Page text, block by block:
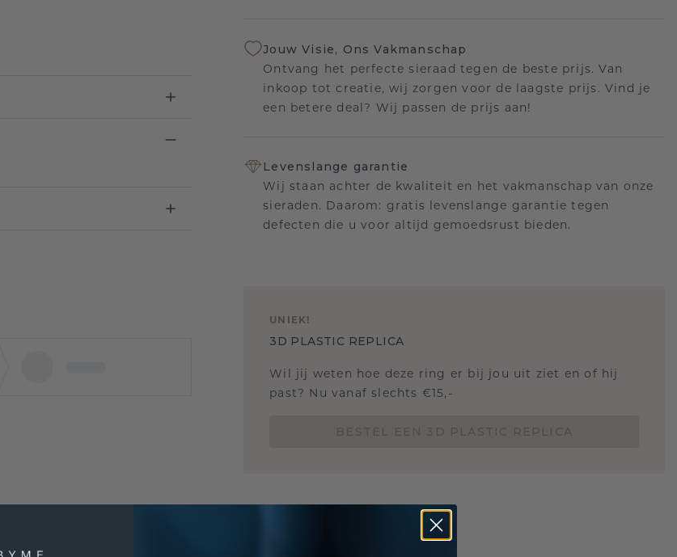
Jouw Visie, Ons Vakmanschap
Ontvang het perfecte sieraad tegen de beste prijs. Van
inkoop tot creatie, wij zorgen voor de laagste prijs. Vind je
een betere deal? Wij passen de prijs aan!
Levenslange garantie
Wij staan achter de kwaliteit en het vakmanschap van onze
sieraden. Daarom: gratis levenslange garantie tegen
defecten die u voor altijd gemoedsrust bieden.
UNIEK!
3D PLASTIC REPLICA
Wil jij weten hoe deze ring er bij jou uit ziet en of hij
past? Nu vanaf slechts €15,-